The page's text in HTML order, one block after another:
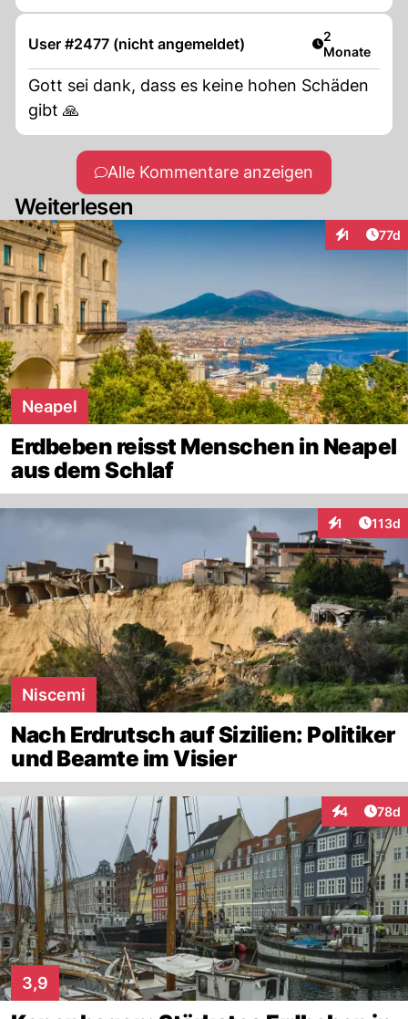
User #2477 (nicht angemeldet) Artikel
2
Monate
Gott sei dank, dass es keine hohen Schäden
gibt 🙏
Alle Kommentare anzeigen
Weiterlesen
1 77d
Neapel
Erdbeben reisst Menschen in Neapel
aus dem Schlaf
1
Interaktionen
113d
Niscemi
Nach Erdrutsch auf Sizilien: Politiker
und Beamte im Visier
4
Interaktionen
78d
3,9